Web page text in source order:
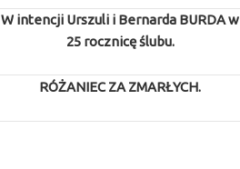
W intencji Urszuli i Bernarda BURDA w
25 rocznicę ślubu.
RÓŻANIEC ZA ZMARŁYCH.